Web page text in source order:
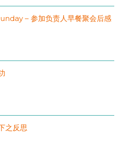
– 参加负责人早餐聚会后感
之反思